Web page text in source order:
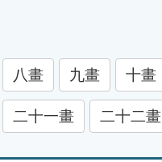
八畫 九畫 十畫
二十一畫 二十二畫